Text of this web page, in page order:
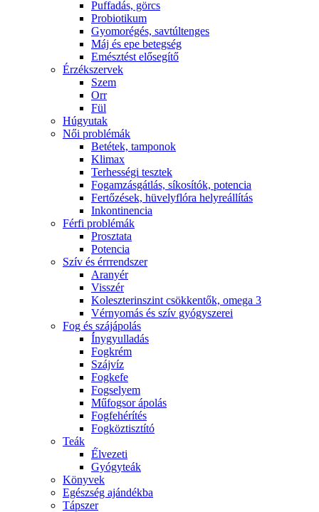
Puffadás, görcs
Probiotikum
Gyomorégés, savtúltenges
Máj és epe betegség
Emésztést elősegítő
Érzékszervek
Szem
Orr
Fül
Húgyutak
Női problémák
Betétek, tamponok
Klimax
Terhességi tesztek
Fogamzásgátlás, síkosítók, potencia
Fertőzések, hüvelyflóra helyreállítás
Inkontinencia
Férfi problémák
Prosztata
Potencia
Szív és érrrendszer
Aranyér
Visszér
Koleszterinszint csökkentők, omega 3
Vérnyomás és szív gyógyszerei
Fog és szájápolás
Í́nygyulladás
Fogkrém
Szájvíz
Fogkefe
Fogselyem
Műfogsor ápolás
Fogfehérítés
Fogköztisztító
Teák
É́lvezeti
Gyógyteák
Könyvek
Egészség ajándékba
Tápszer